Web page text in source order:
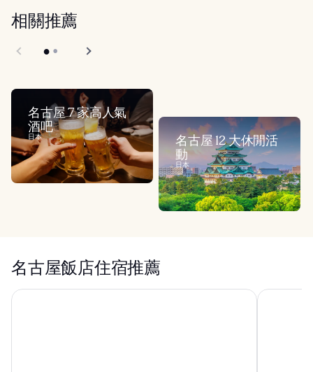
相關推薦
名古屋 7 家高人氣
酒吧
日本
名古屋 12 大休閒活
動
日本
名古屋飯店住宿推薦
樂高樂園日本飯店 名谷屋錦